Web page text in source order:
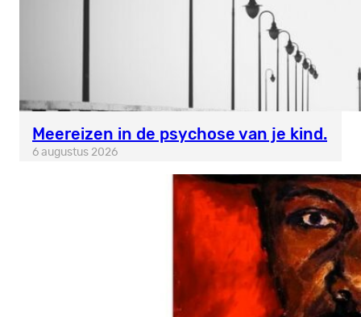
Meereizen in de psychose van je kind.
6 augustus 2026